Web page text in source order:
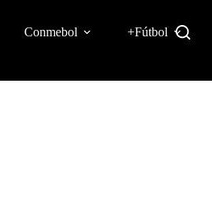
Conmebol +Fútbol